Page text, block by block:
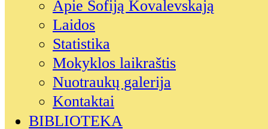
Apie Sofiją Kovalevskają
Laidos
Statistika
Mokyklos laikraštis
Nuotraukų galerija
Kontaktai
BIBLIOTEKA